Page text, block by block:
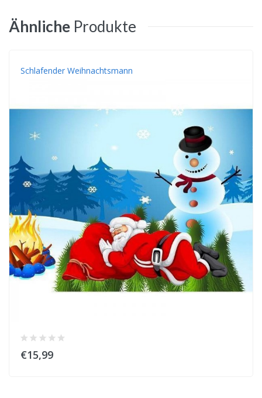
Ähnliche Produkte
Schlafender Weihnachtsmann
€15,99